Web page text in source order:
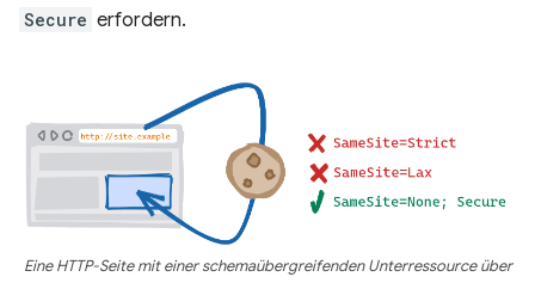
Secure erfordern.
Eine HTTP-Seite mit einer schemaübergreifenden Unterressource über